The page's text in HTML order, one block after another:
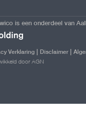
is een onderdeel van
Verklaring | Disclaimer|
door AGN